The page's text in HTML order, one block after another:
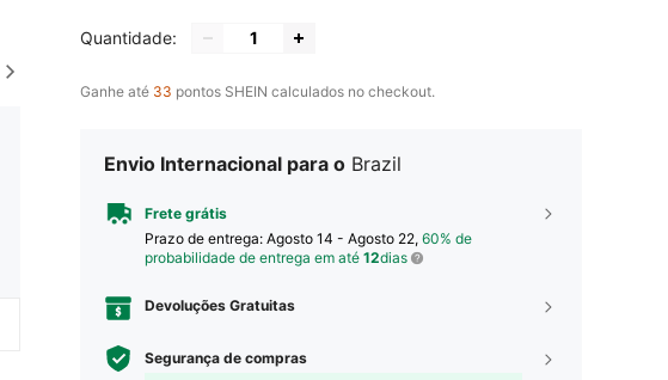
Quantidade:
Ganhe até 33 pontos SHEIN calculados no checkout.
Envio Internacional para o Brazil
Frete grátis
Prazo de entrega: Agosto 14 - Agosto 22, 60% de
probabilidade de entrega em até 12dias
Devoluções Gratuitas
Segurança de compras